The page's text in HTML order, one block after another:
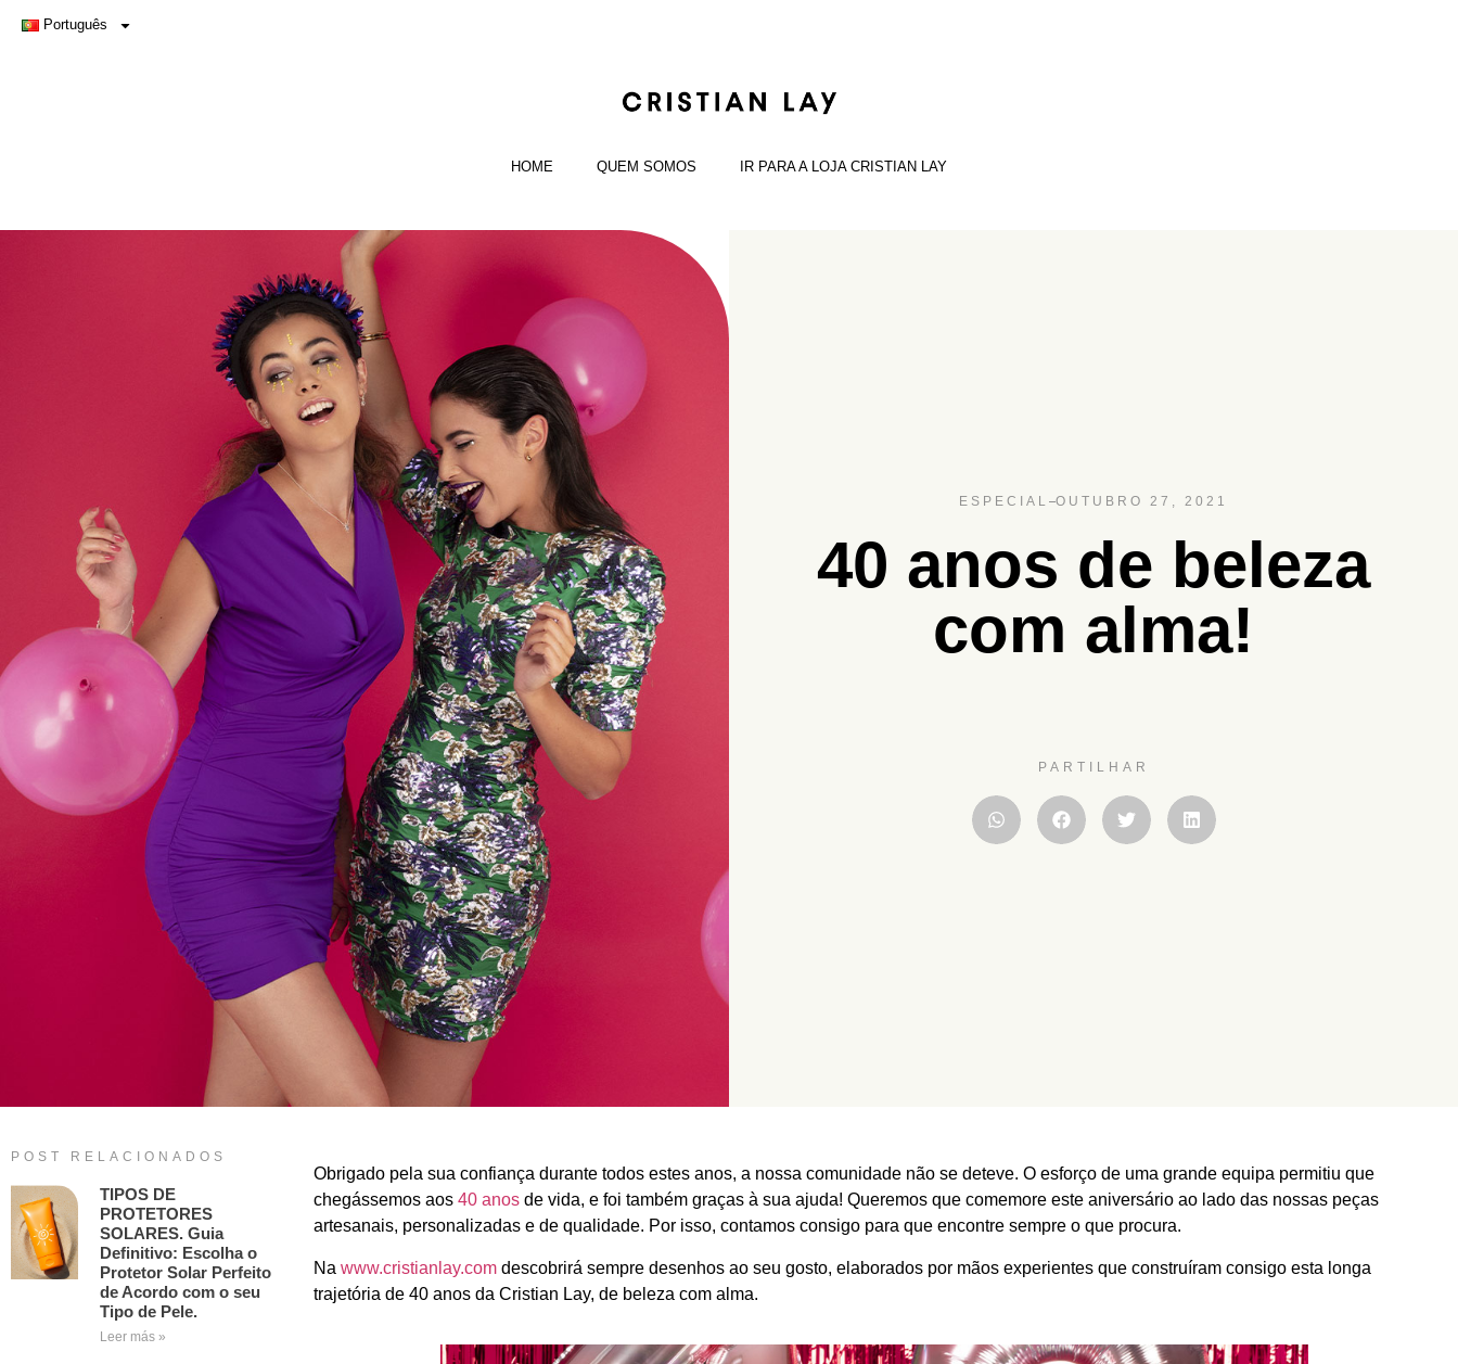
Português
HOME QUEM SOMOS IR PARA A LOJA CRISTIAN LAY
ESPECIAL OUTUBRO 27, 2021
40 anos de beleza
com alma!
PARTILHAR
POST RELACIONADOS
TIPOS DE
PROTETORES
SOLARES. Guia
Definitivo: Escolha o
Protetor Solar Perfeito
de Acordo com o seu
Tipo de Pele.
Leer más »
Obrigado pela sua confiança durante todos estes anos, a nossa comunidade não se deteve. O esforço de uma grande equipa permitiu que
chegássemos aos 40 anosde vida, e foi também graças à sua ajuda! Queremos que comemore este aniversário ao lado das nossas peças
artesanais, personalizadas e de qualidade. Por isso, contamos consigo para que encontre sempre o que procura.
Na www.cristianlay.comdescobrirá sempre desenhos ao seu gosto, elaborados por mãos experientes que construíram consigo esta longa
trajetória de 40 anos da Cristian Lay, de beleza com alma.